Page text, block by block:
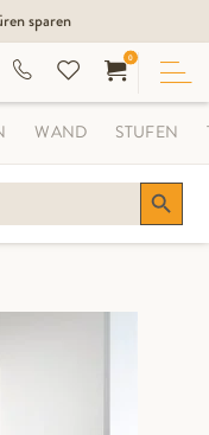
sparen
Search Button
0
WAND STUFEN